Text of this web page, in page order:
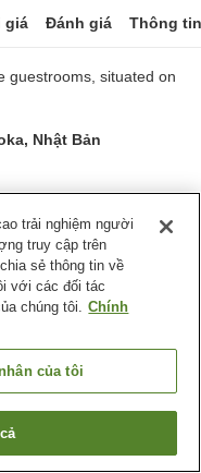
giá Đánh giá Thông
guestrooms, situated on
Nhật Bản
hàng
Thành phố Munakata
trải nghiệm người
truy cập trên
sẻ thông tin về
với các đối tác
chúng tôi. Chính
của tôi